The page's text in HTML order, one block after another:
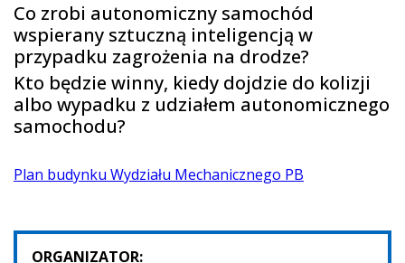
Co zrobi autonomiczny samochód
wspierany sztuczną inteligencją w
przypadku zagrożenia na drodze?
Kto będzie winny, kiedy dojdzie do kolizji
albo wypadku z udziałem autonomicznego
samochodu?
Plan budynku Wydziału Mechanicznego PB
ORGANIZATOR: